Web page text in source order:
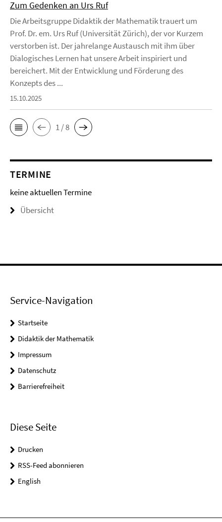
Zum Gedenken an Urs Ruf
Die Arbeitsgruppe Didaktik der Mathematik trauert um
Prof. Dr. em. Urs Ruf (Universität Zürich), der vor Kurzem
verstorben ist. Der jahrelange Austausch mit ihm über
Dialogisches Lernen hat unsere Arbeit inspiriert und
bereichert. Mit der Entwicklung und Förderung des
Konzepts des ...
15.10.2025
1 / 8
TERMINE
keine aktuellen Termine
Übersicht
Service-Navigation
Startseite
Didaktik der Mathematik
Impressum
Datenschutz
Barrierefreiheit
Diese Seite
Drucken
RSS-Feed abonnieren
English